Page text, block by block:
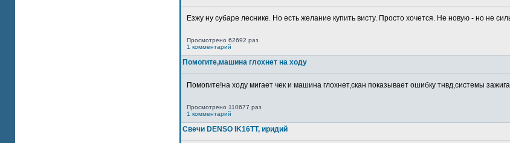
Езжу ну субаре леснике. Но есть желание купить висту. Просто хочется. Не новую - но не
Просмотрено 62692 раз
1 комментарий
Помогите,машина глохнет на ходу
Помогите!на ходу мигает чек и машина глохнет,скан показывает ошибку тнвд,системы
Просмотрено 110677 раз
1 комментарий
Свечи DENSO IK16TT, иридий